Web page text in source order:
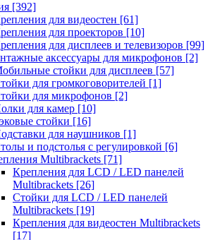
[392]
для видеостен [61]
для проекторов [10]
для дисплеев и телевизоров [99]
аксессуары для микрофонов [2]
стойки для дисплеев [57]
для громкоговорителей [1]
для микрофонов [2]
для камер [10]
стойки [16]
для наушников [1]
и подстолья с регулировкой [6]
Multibrackets [71]
Крепления для LCD / LED панелей
Multibrackets [26]
Стойки для LCD / LED панелей
Multibrackets [19]
Крепления для видеостен Multibrackets
[17]